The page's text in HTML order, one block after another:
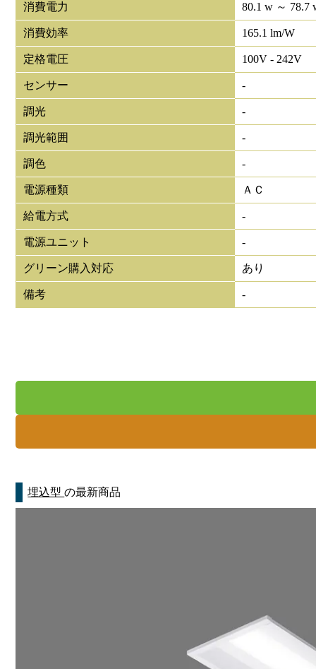
消費電力 80.1 w ～ 78.7
消費効率 165.1 lm/W
定格電圧 100V - 242V
センサー -
調光 -
調光範囲 -
調色 -
電源種類 ＡＣ
給電方式 -
電源ユニット -
グリーン購入対応 あり
備考 -
埋込型の最新商品